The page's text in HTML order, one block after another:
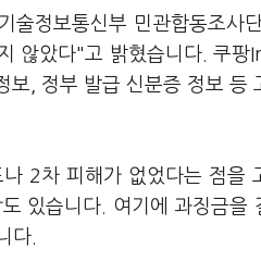
술정보통신부 민관합동조사
않았다"고 밝혔습니다. 쿠
보, 정부 발급 신분증 정보 등
2차 피해가 없었다는 점을
있습니다. 여기에 과징금
다.